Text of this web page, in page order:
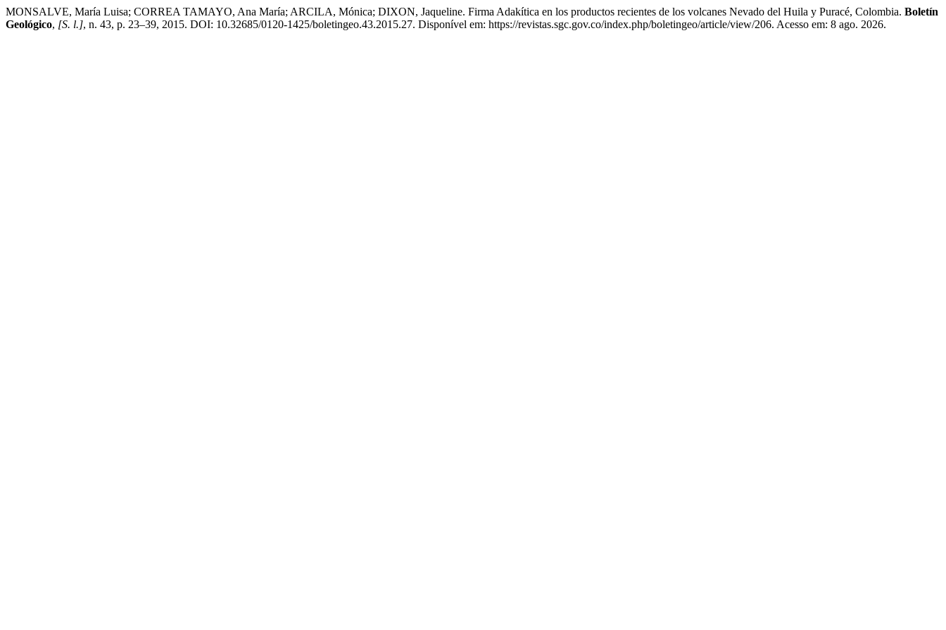
MONSALVE, María Luisa; CORREA TAMAYO, Ana María; ARCILA, Mónica; DIXON, Jaqueline. Firma Adakítica en los productos recientes de los volcanes Nevado del Huila y Puracé, Colombia. Boletín
Geológico, [S. l.], n. 43, p. 23–39, 2015. DOI: 10.32685/0120-1425/boletingeo.43.2015.27. Disponível em: https://revistas.sgc.gov.co/index.php/boletingeo/article/view/206. Acesso em: 8 ago. 2026.